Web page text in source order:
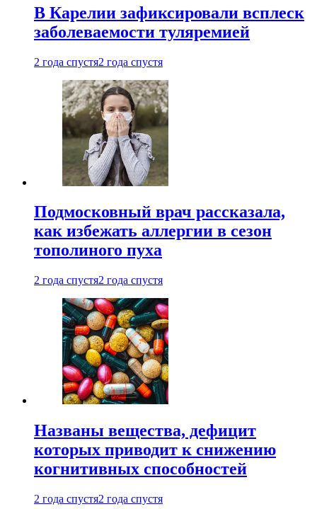
В Карелии зафиксировали всплеск
заболеваемости туляремией
2 года спустя2 года спустя
Подмосковный врач рассказала,
как избежать аллергии в сезон
тополиного пуха
2 года спустя2 года спустя
Названы вещества, дефицит
которых приводит к снижению
когнитивных способностей
2 года спустя2 года спустя